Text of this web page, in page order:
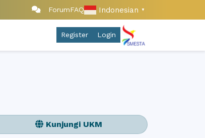
ForumFAQ Indonesian ▼
Register Login
Kunjungi UKM